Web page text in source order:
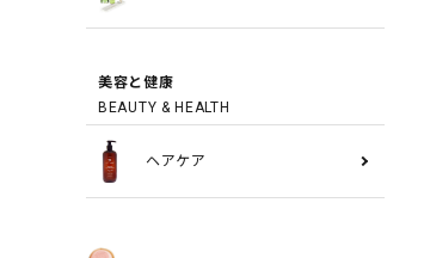
美容と健康
BEAUTY & HEALTH
ヘアケア